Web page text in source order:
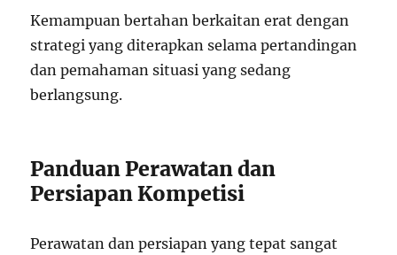
Kemampuan bertahan berkaitan erat dengan
strategi yang diterapkan selama pertandingan
dan pemahaman situasi yang sedang
berlangsung.
Panduan Perawatan dan
Persiapan Kompetisi
Perawatan dan persiapan yang tepat sangat